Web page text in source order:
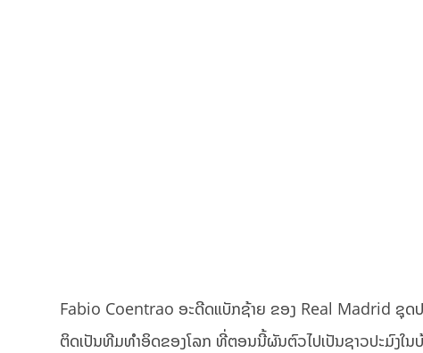
Fabio Coentrao ອະດີດແບັກຊ້າຍ ຂອງ Real Madrid ຊຸດ
ຕິດເປັນທີມທຳອິດຂອງໂລກ ທີ່ຕອນນີ້ຜັນຕົວໄປເປັນຊາວປະມົງໃນ